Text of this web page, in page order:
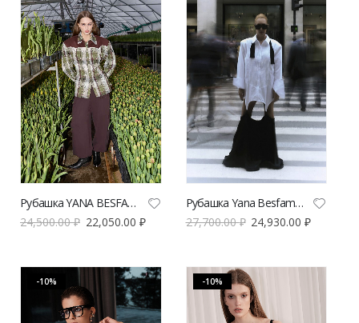
Рубашка YANA BESFAMILNAYA Cowgirl зеленого цвета | VERESK studio
24,500.00₽ 22,050.00 ₽
Рубашка Yana Besfamilnaya «Smoking» белого цвета | VERESK studio
27,700.00₽ 24,930.00₽
-10% -10%